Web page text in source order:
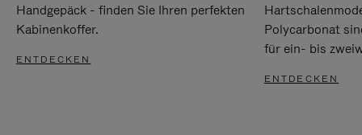
Handgepäck - finden Sie Ihren perfekten
Kabinenkoffer.
ENTDECKEN
Polycarbonat
für ein- bis
ENTDECKEN